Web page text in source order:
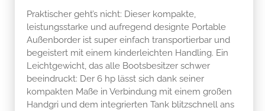
Praktischer geht’s nicht: Dieser kompakte,
leistungsstarke und aufregend designte Portable
Außenborder ist super einfach transportierbar und
begeistert mit einem kinderleichten Handling. Ein
Leichtgewicht, das alle Bootsbesitzer schwer
beeindruckt: Der 6 hp lässt sich dank seiner
kompakten Maße in Verbindung mit einem großen
Handgri und dem integrierten Tank blitzschnell ans